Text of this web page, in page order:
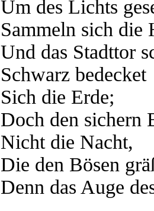
Um des Lichts
Sammeln sich die
Und das Stadttor
Schwarz bedecket
Sich die Erde;
Doch den sichern
Nicht die Nacht,
Die den Bösen
Denn das Auge